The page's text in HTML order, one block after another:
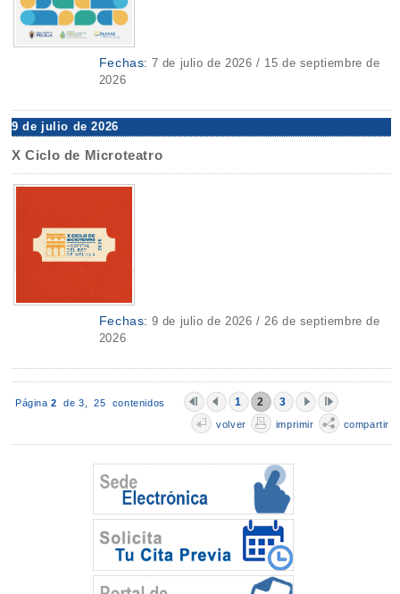
Fechas: 7 de julio de 2026 / 15 de septiembre de
2026
9 de julio de 2026
X Ciclo de Microteatro
Fechas: 9 de julio de 2026 / 26 de septiembre de
2026
Página 2 de 3,25 contenidos 1 2 3
volver imprimir compartir